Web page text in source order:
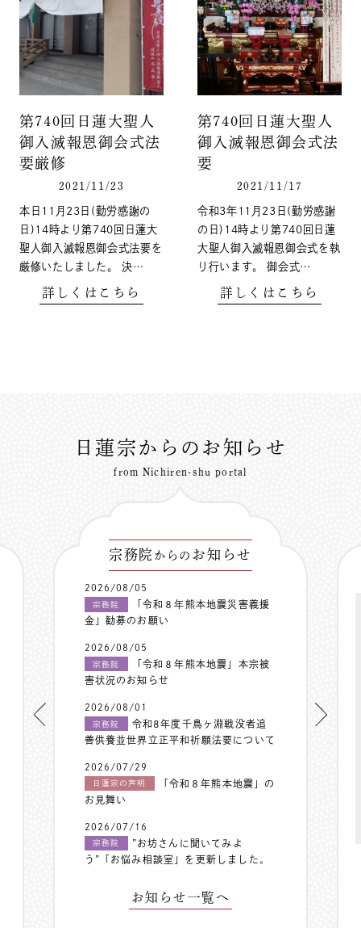
第740回日蓮大聖人
御入滅報恩御会式法
要厳修
2021/11/23
本日11月23日(勤労感謝の
日)14時より第740回日蓮大
聖人御入滅報恩御会式法要を
厳修いたしました。 決…
詳しくはこちら
第740回日蓮大聖人
御入滅報恩御会式法
要
2021/11/17
令和3年11月23日(勤労感謝
の日)14時より第740回日蓮
大聖人御入滅報恩御会式を執
り行います。 御会式…
詳しくはこちら
日蓮宗からのお知らせ
from Nichiren-shu portal
宗務院 からの お知らせ
2026/08/05
宗務院
「令和８年熊本地震災害義援
金」勧募のお願い
2026/08/05
宗務院
「令和８年熊本地震」本宗被
害状況のお知らせ
2026/08/01
宗務院
令和8年度千鳥ヶ淵戦没者追
善供養並世界立正平和祈願法要について
2026/07/29
日蓮宗の声明
「令和８年熊本地震」の
お見舞い
2026/07/16
宗務院
”お坊さんに聞いてみよ
う”「お悩み相談室」を更新しました。
お知らせ一覧へ